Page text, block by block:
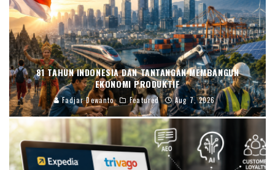
81 TAHUN INDONESIA DAN TANTANGAN MEMBANGUN
EKONOMI PRODUKTIF
Fadjar Dewanto Featured Aug 7, 2026